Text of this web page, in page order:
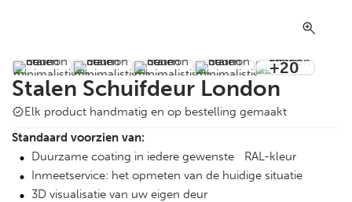
+20
Stalen Schuifdeur London
Elk product handmatig en op bestelling gemaakt
Standaard voorzien van:
Duurzame coating in iedere gewenste RAL-kleur
Inmeetservice: het opmeten van de huidige situatie
3D visualisatie van uw eigen deur